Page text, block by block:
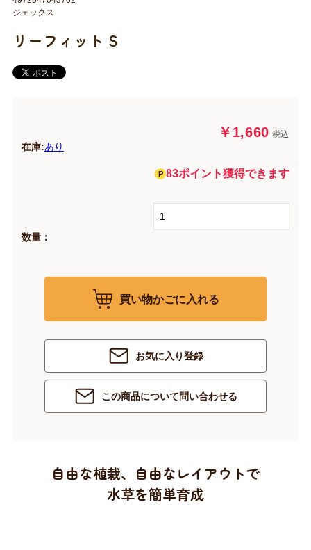
リーフィット S
￥1,660 税込
在庫:あり
83ポイント獲得できます
数量：
買い物かごに入れる
お気に入り登録
この商品について問い合わせる
ジェックス
自由な植栽、自由なレイアウトで
水草を簡単育成